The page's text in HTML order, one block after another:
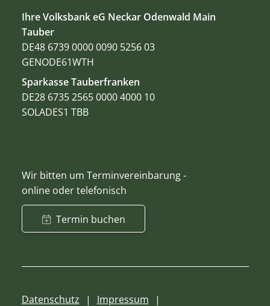
Ihre Volksbank eG Neckar Odenwald Main
Tauber
DE48 6739 0000 0090 5256 03
GENODE61WTH
Sparkasse Tauberfranken
DE28 6735 2565 0000 4000 10
SOLADES1 TBB
Wir bitten um Terminvereinbarung -
online oder telefonisch
Termin buchen
Datenschutz
Impressum